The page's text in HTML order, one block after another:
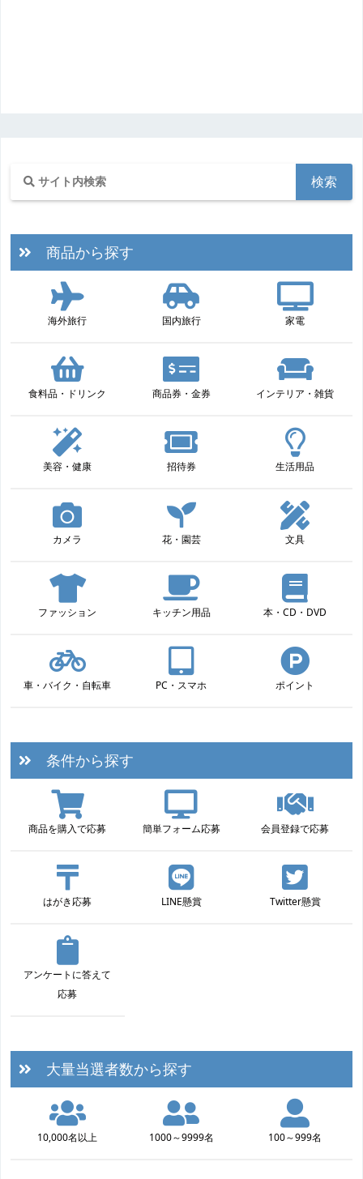
商品から探す
海外旅行 国内旅行 家電
食料品・ドリンク 商品券・金券 インテリア・雑貨
美容・健康 招待券 生活用品
カメラ 花・園芸 文具
ファッション キッチン用品 本・CD・DVD
車・バイク・自転車 PC・スマホ ポイント
条件から探す
商品を購入で応募 簡単フォーム応募 会員登録で応募
はがき応募 LINE懸賞 Twitter懸賞
アンケートに答えて
応募
大量当選者数から探す
10,000名以上 1000～9999名 100～999名